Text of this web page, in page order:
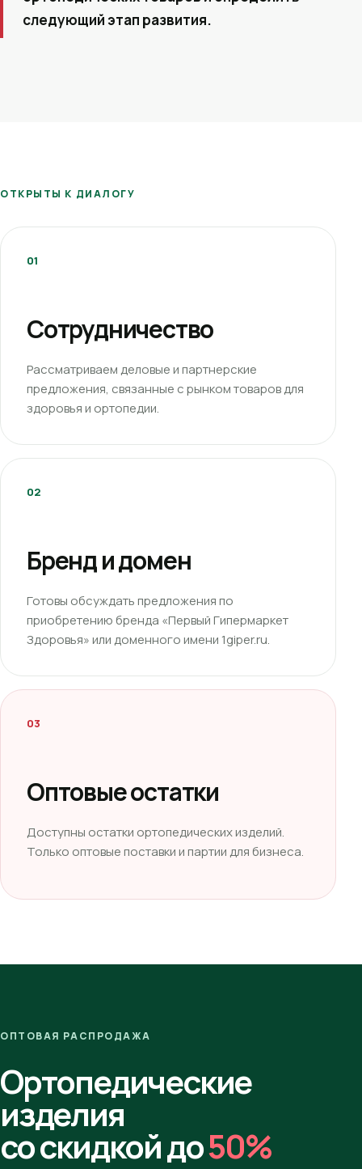
следующий этап развития.
ОТКРЫТЫ К ДИАЛОГУ
01
Сотрудничество
Рассматриваем деловые и партнерские
предложения, связанные с рынком товаров для
здоровья и ортопедии.
02
Бренд и домен
Готовы обсуждать предложения по
приобретению бренда «Первый Гипермаркет
Здоровья» или доменного имени 1giper.ru.
03
Оптовые остатки
Доступны остатки ортопедических изделий.
Только оптовые поставки и партии для бизнеса.
ОПТОВАЯ РАСПРОДАЖА
Ортопедические
изделия
со скидкой до50%